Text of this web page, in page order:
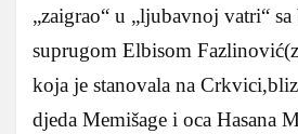
„zaigrao“ u „ljubavnoj vatri“
suprugom Elbisom
koja je stanovala na
djeda Memišage i oca Hasana